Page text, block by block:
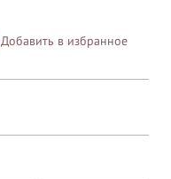
Добавить в избранное